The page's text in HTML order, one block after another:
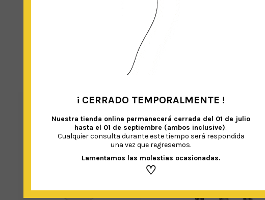
TAMBIÉN TE RECOMENDAMOS…
¡ CERRADO TEMPORALMENTE !
Nuestra tienda online permanecerá cerrada del 01 de julio
hasta el 01 de septiembre (ambos inclusive).
Cualquier consulta durante este tiempo será respondida
una vez que regresemos.
Lamentamos las molestias ocasionadas.
♡